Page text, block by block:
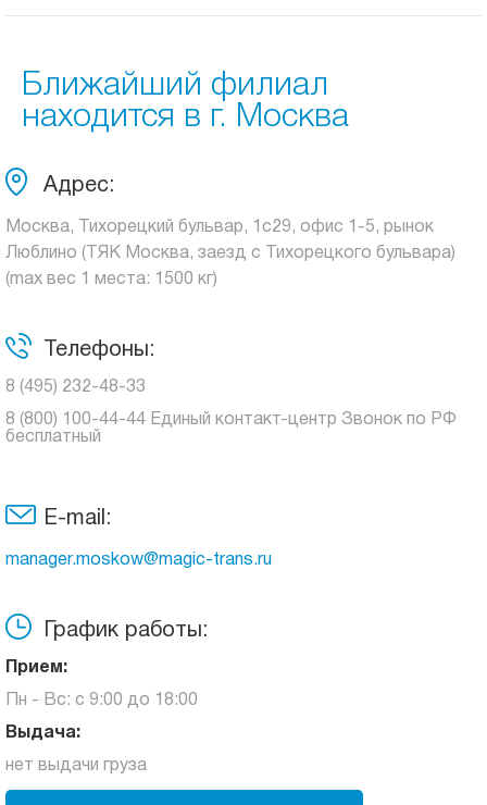
Ближайший филиал
находится в г. Москва
Адрес:
Москва, Тихорецкий бульвар, 1с29, офис 1-5, рынок
Люблино (ТЯК Москва, заезд с Тихорецкого бульвара)
(max вес 1 места: 1500 кг)
Телефоны:
8 (495) 232-48-33
8 (800) 100-44-44 Единый контакт-центр Звонок по РФ
бесплатный
E-mail:
manager.moskow@magic-trans.ru
График работы:
Прием:
Пн - Вс: с 9:00 до 18:00
Выдача:
нет выдачи груза